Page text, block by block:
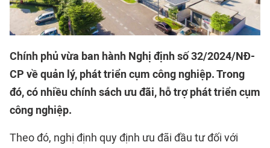
Chính phủ vừa ban hành Nghị định số 32/2024/NĐ-
CP về quản lý, phát triển cụm công nghiệp. Trong
đó, có nhiều chính sách ưu đãi, hỗ trợ phát triển cụm
công nghiệp.
Theo đó, nghị định quy định ưu đãi đầu tư đối với